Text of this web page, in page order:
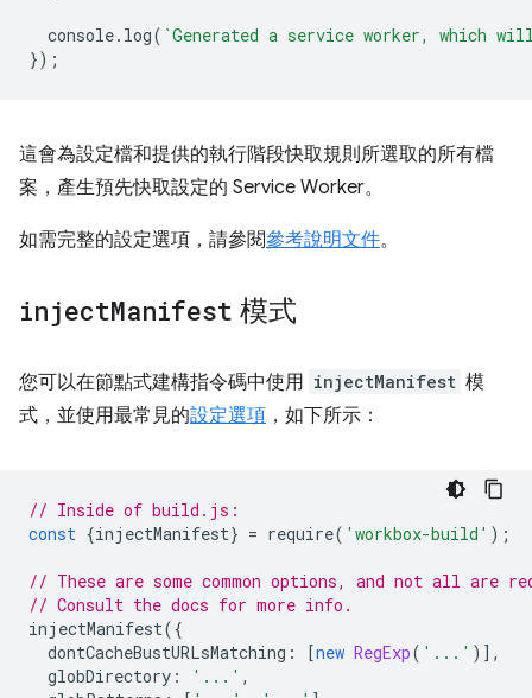
console. log( `Generated a service worker, which
});
這會為設定檔和提供的執行階段快取規則所選取的所有檔
案，產生預先快取設定的 Service Worker。
如需完整的設定選項，請參閱參考說明文件。
injectManifest 模式
您可以在節點式建構指令碼中使用 injectManifest 模
式，並使用最常見的設定選項 ，如下所示：
// Inside of build.js:
const {injectManifest} = require( 'workbox-build' );
// These are some common options, and not all are
// Consult the docs for more info.
injectManifest({
dontCacheBustURLsMatching : [new RegExp( '...' )],
globDirectory : '...' ,